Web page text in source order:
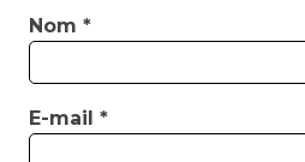
Nom *
E-mail *